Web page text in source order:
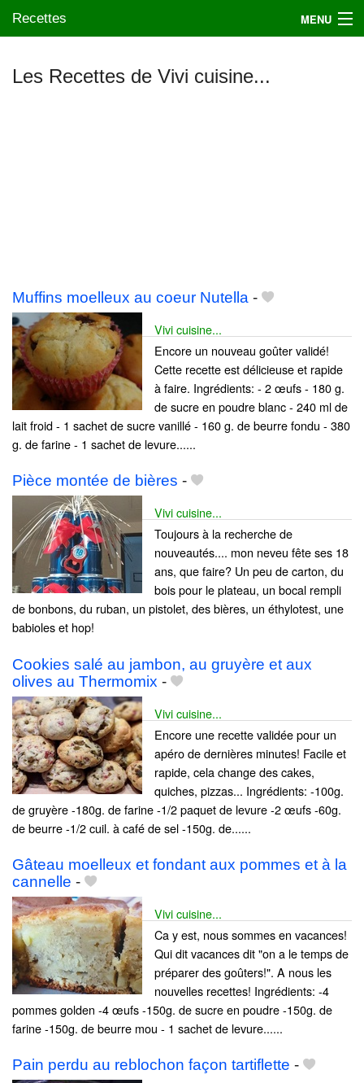
Recettes MENU
Les Recettes de Vivi cuisine...
Muffins moelleux au coeur Nutella -
Vivi cuisine...
Encore un nouveau goûter validé!
Cette recette est délicieuse et rapide
à faire. Ingrédients: - 2 œufs - 180 g.
de sucre en poudre blanc - 240 ml de
lait froid - 1 sachet de sucre vanillé - 160 g. de beurre fondu - 380
g. de farine - 1 sachet de levure......
Pièce montée de bières -
Vivi cuisine...
Toujours à la recherche de
nouveautés.... mon neveu fête ses 18
ans, que faire? Un peu de carton, du
bois pour le plateau, un bocal rempli
de bonbons, du ruban, un pistolet, des bières, un éthylotest, une
babioles et hop!
Cookies salé au jambon, au gruyère et aux
olives au Thermomix -
Vivi cuisine...
Encore une recette validée pour un
apéro de dernières minutes! Facile et
rapide, cela change des cakes,
quiches, pizzas... Ingrédients: -100g.
de gruyère -180g. de farine -1/2 paquet de levure -2 œufs -60g.
de beurre -1/2 cuil. à café de sel -150g. de......
Gâteau moelleux et fondant aux pommes et à la
cannelle -
Vivi cuisine...
Ca y est, nous sommes en vacances!
Qui dit vacances dit "on a le temps de
préparer des goûters!". A nous les
nouvelles recettes! Ingrédients: -4
pommes golden -4 œufs -150g. de sucre en poudre -150g. de
farine -150g. de beurre mou - 1 sachet de levure......
Pain perdu au reblochon façon tartiflette -